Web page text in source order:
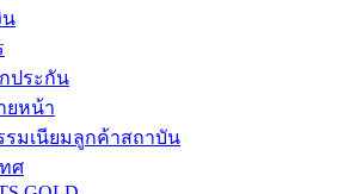
น
ประกัน
ยหน้า
รมเนียมลูกค้าสถาบัน
ทศ